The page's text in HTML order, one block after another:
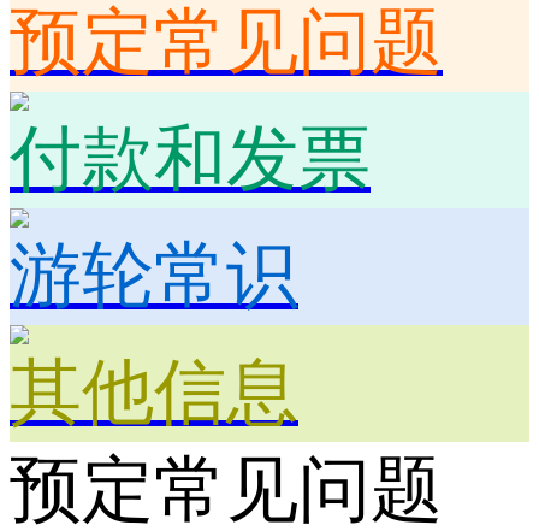
预定常见问题
付款和发票
游轮常识
其他信息
预定常见问题